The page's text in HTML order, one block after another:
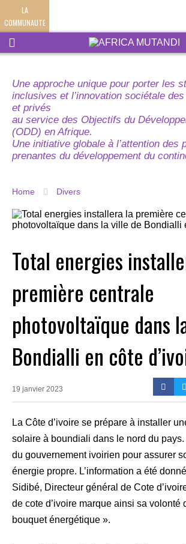
LA
COMMUNAUTE
Une approche unique pour porter les
inclusives et l’innovation sociétale
et privés
au service des Objectifs du
(ODD) en Afrique.
Une initiative globale à l’attention des
prenantes du développement du
Home Divers
Total energies
première centrale
photovoltaïque dans
Bondialli en côte
19 janvier 2023
La Côte d’ivoire se prépare à installer
solaire à boundiali dans le nord du
du gouvernement ivoirien pour assurer
énergie propre. L’information a été
Sidibé, Directeur général de Cote
de cote d’ivoire marque ainsi sa volonté
bouquet énergétique ».